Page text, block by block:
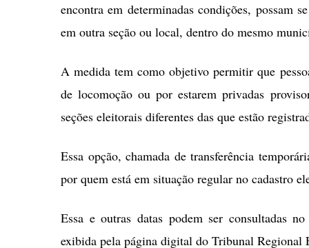
encontra em determinadas condições, possam
em outra seção ou local, dentro do mesmo
A medida tem como objetivo permitir que
de locomoção ou por estarem privadas
seções eleitorais diferentes das que estão
Essa opção, chamada de transferência
por quem está em situação regular no cadastro
Essa e outras datas podem ser consultadas
exibida pela página digital do Tribunal